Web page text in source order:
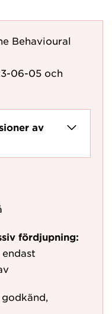
Behavioural
06-05 och
av
fördjupning: